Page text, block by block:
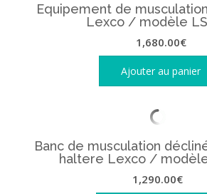
Equipement de
Lexco / modèle
1,680.00€
Ajouter au panier
Banc de musculation
haltere Lexco /
1,290.00€